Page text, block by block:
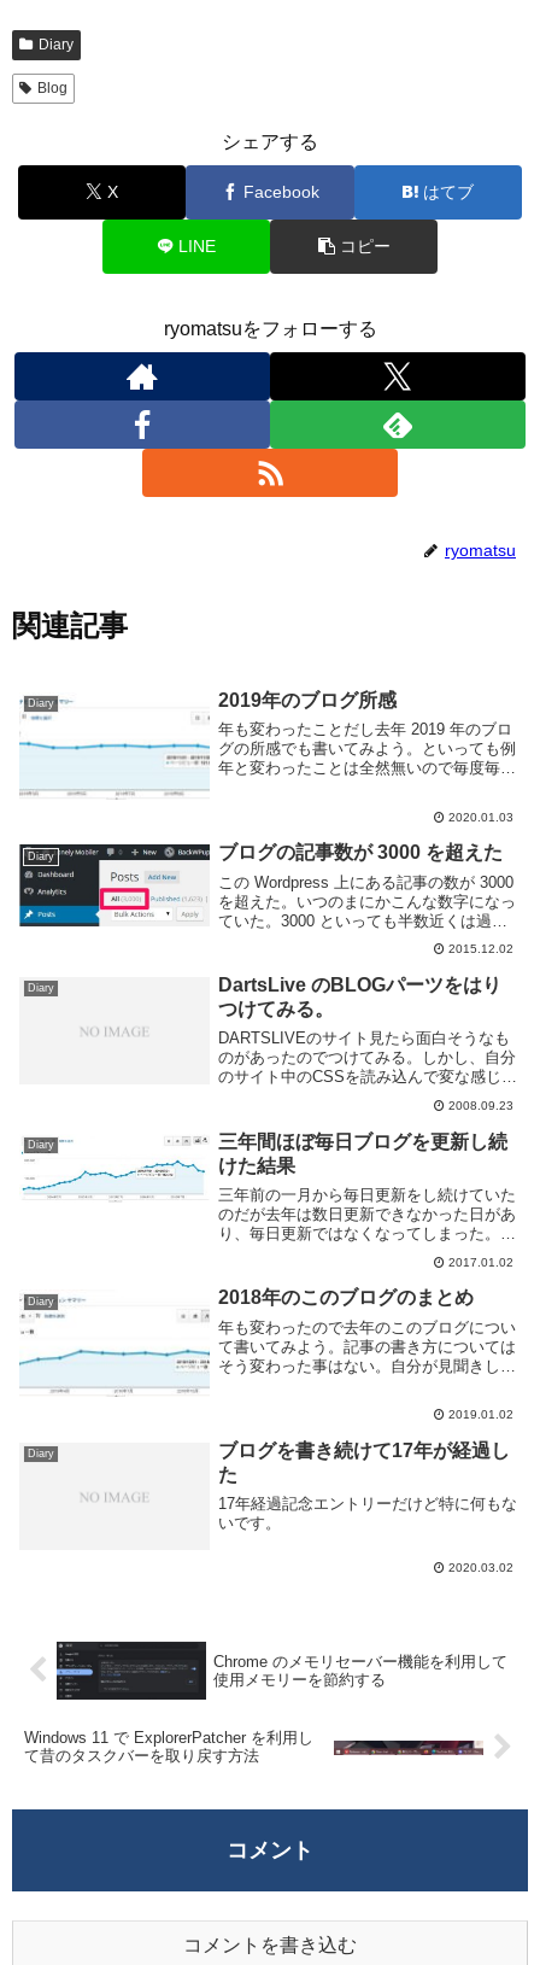
Diary
Blog
シェアする
X Facebook はてブ
LINE コピー
ryomatsuをフォローする
ryomatsu
関連記事
Diary 2019年のブログ所感
年も変わったことだし去年 2019 年のブロ
グの所感でも書いてみよう。といっても例
年と変わったことは全然無いので毎度毎度
にはほぼ毎日書いている事になる。書いて
る内...
2020.01.03
Diary ブログの記事数が 3000 を超えた
この Wordpress 上にある記事の数が 3000
を超えた。いつのまにかこんな数字になっ
ていた。3000 といっても半数近くは過去
のどうでも良い日記で非公開状態になって
おり、今 Web 上から見られるのは 1600
ぐらいだ。昔はタダ...
2015.12.02
Diary
DartsLive のBLOGパーツをはり
つけてみる。
DARTSLIVEのサイト見たら面白そうなも
のがあったのでつけてみる。しかし、自分
のサイト中のCSSを読み込んで変な感じに
なってしまった。InlineFrameはあんまり使
いたく無いしなあ。。。投げに行くのは月
1回とかなのであんまり更新はさ...
2008.09.23
Diary
三年間ほぼ毎日ブログを更新し続
けた結果
三年前の一月から毎日更新をし続けていた
のだが去年は数日更新できなかった日があ
り、毎日更新ではなくなってしまった。
が、年間で365本以上の記事を書いている
ので実質毎日更新という事にしておこう。
アクセス数はどうなったかここ一年はほぼ
横ばいといっ...
2017.01.02
Diary 2018年のこのブログのまとめ
年も変わったので去年のこのブログについ
て書いてみよう。記事の書き方については
そう変わった事はない。自分が見聞きして
述がメインだ。おおよそ一日一記事を目安
に書いている...
2019.01.02
Diary
ブログを書き続けて17年が経過し
た
17年経過記念エントリーだけど特に何もな
いです。
2020.03.02
Chrome のメモリセーバー機能を利用して
使用メモリーを節約する
Windows 11 で ExplorerPatcher を利用し
て昔のタスクバーを取り戻す方法
コメント
コメントを書き込む